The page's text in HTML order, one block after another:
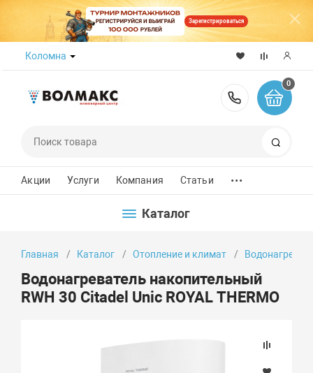
Зарегистрироваться
Коломна
8 (800)
0
Акции Услуги Компания Статьи ...
Каталог
Главная Каталог Отопление и климат
Водонагреватель накопительный
RWH 30 Citadel Unic ROYAL THERMO